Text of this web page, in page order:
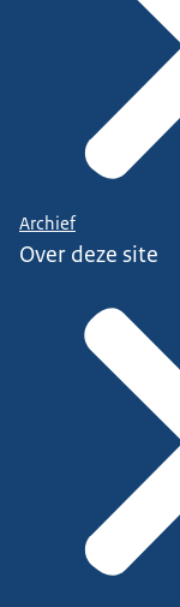
Archief
Over deze site